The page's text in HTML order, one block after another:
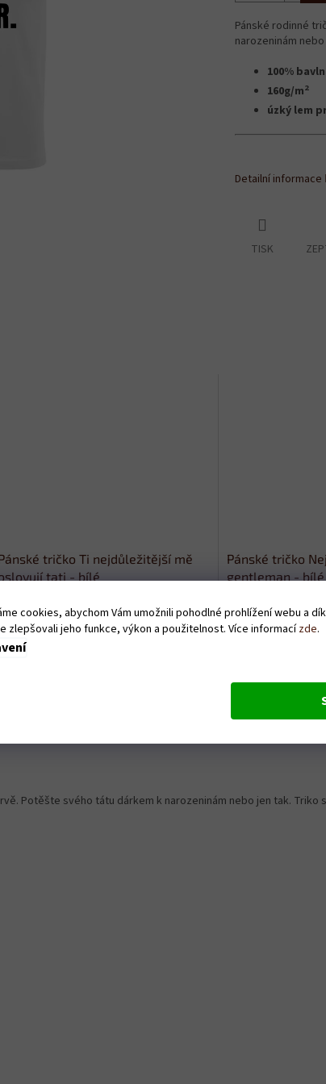
cookies, abychom Vám umožnili pohodlné prohlížení webu a
zlepšovali jeho funkce, výkon a použitelnost. Více informacízde.
Pánské rodinné
narozeninám
100%
160g/m2
úzký lem
Detailní informace
TISK
tričko Ti nejdůležitější mě
tati - bílé
Skladem
Kč
Pánské tričko
gentleman - bílé
Potěšte svého tátu dárkem k narozeninám nebo jen tak. Triko s